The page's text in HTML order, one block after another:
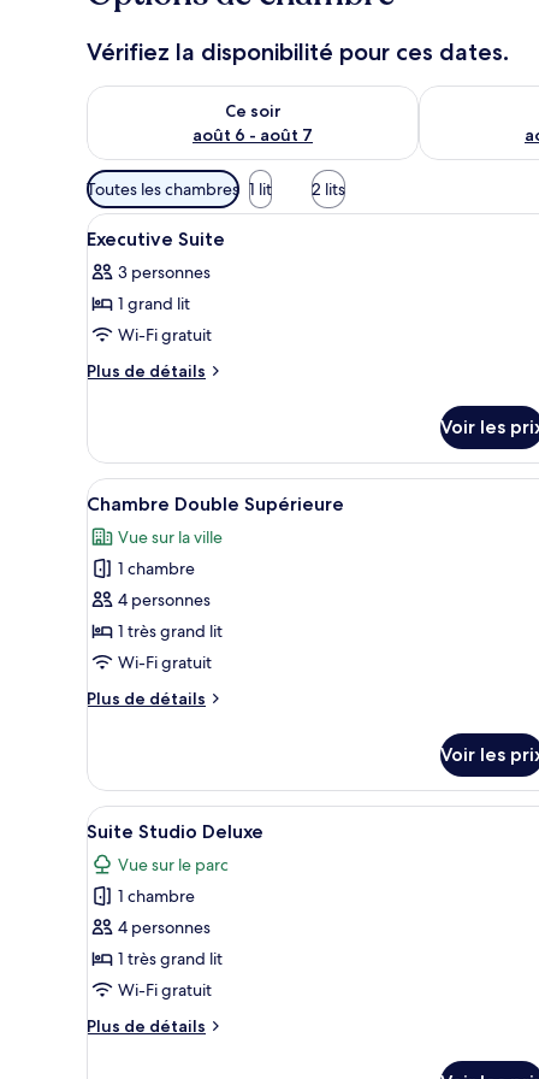
Vérifiez la disponibilité pour ces dates.
Ce soir
août 6 - août 7
Vérifier la disponibilité pour ce soir août 6 - août 7
Vérifier la
Filtres
disponibles
pour
chambres
Toutes les chambres 1 lit 2 lits
Afficher
toutes
les
photos
pour
ce
chambre :
Executive
Suite
Literie de qualité supérieure,
4
Executive Suite
3 personnes
1 grand lit
Wi-Fi gratuit
Plus de détails
Plus
le
type
de
Executive
Suite
Voir les
Afficher
toutes
les
photos
pour
ce
type
chambre :
Supérieure
Douche, articles de toilette
2
Chambre Double Supérieure
Vue sur la ville
1 chambre
4 personnes
1 très grand lit
Wi-Fi gratuit
Plus de détails
Plus
le
type
de
chambre
Chambre
Double
Supérieure
Voir les
Afficher
toutes
les
photos
pour
ce
type
chambre :
Literie de qualité supérieure,
2
Suite Studio Deluxe
Vue sur le parc
1 chambre
4 personnes
1 très grand lit
Wi-Fi gratuit
Plus de détails
Plus